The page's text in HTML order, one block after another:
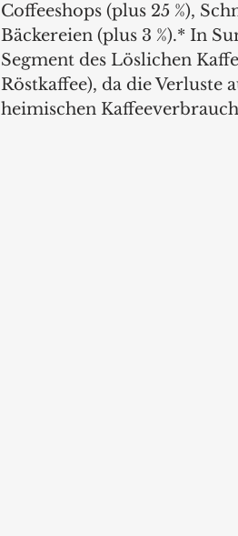
Coffeeshops (plus 25 %),
Bäckereien (plus 3 %).* In
Segment des Löslichen
Röstkaffee), da die Verluste
heimischen